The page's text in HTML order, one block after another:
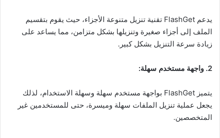
يدعم FlashGet تقنية تنزيل متنوعة الأجزاء، حيث يقوم بتقسيم
الملف إلى أجزاء صغيرة وتنزيلها بشكل متزامن، مما يساعد على
زيادة سرعة التنزيل بشكل كبير.
2. واجهة مستخدم سهلة:
يتميز FlashGet بواجهة مستخدم سهلة وسهلة الاستخدام، لذلك
يجعل عملية تنزيل الملفات سهلة وميسرة، حتى للمستخدمين غير
المتخصصين.